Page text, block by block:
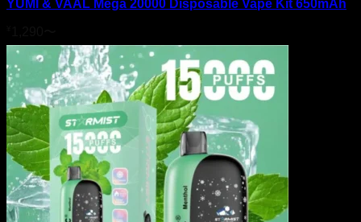
YUMI & VAAL Mega 20000 Disposable Vape Kit 650mAh